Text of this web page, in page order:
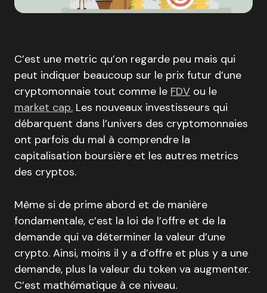
C’est une metric qu’on regarde peu mais qui
peut indiquer beaucoup sur le prix futur d’une
cryptomonnaie tout comme le FDV ou le
market cap. Les nouveaux investisseurs qui
débarquent dans l’univers des cryptomonnaies
ont parfois du mal à comprendre la
capitalisation boursière et les autres metrics
des cryptos.
Même si de prime abord et de manière
fondamentale, c’est la loi de l’offre et de la
demande qui va déterminer la valeur d’une
crypto. Ainsi, moins il y a d’offre et plus y a une
demande, plus la valeur du token va augmenter.
C’est mathématique à ce niveau.